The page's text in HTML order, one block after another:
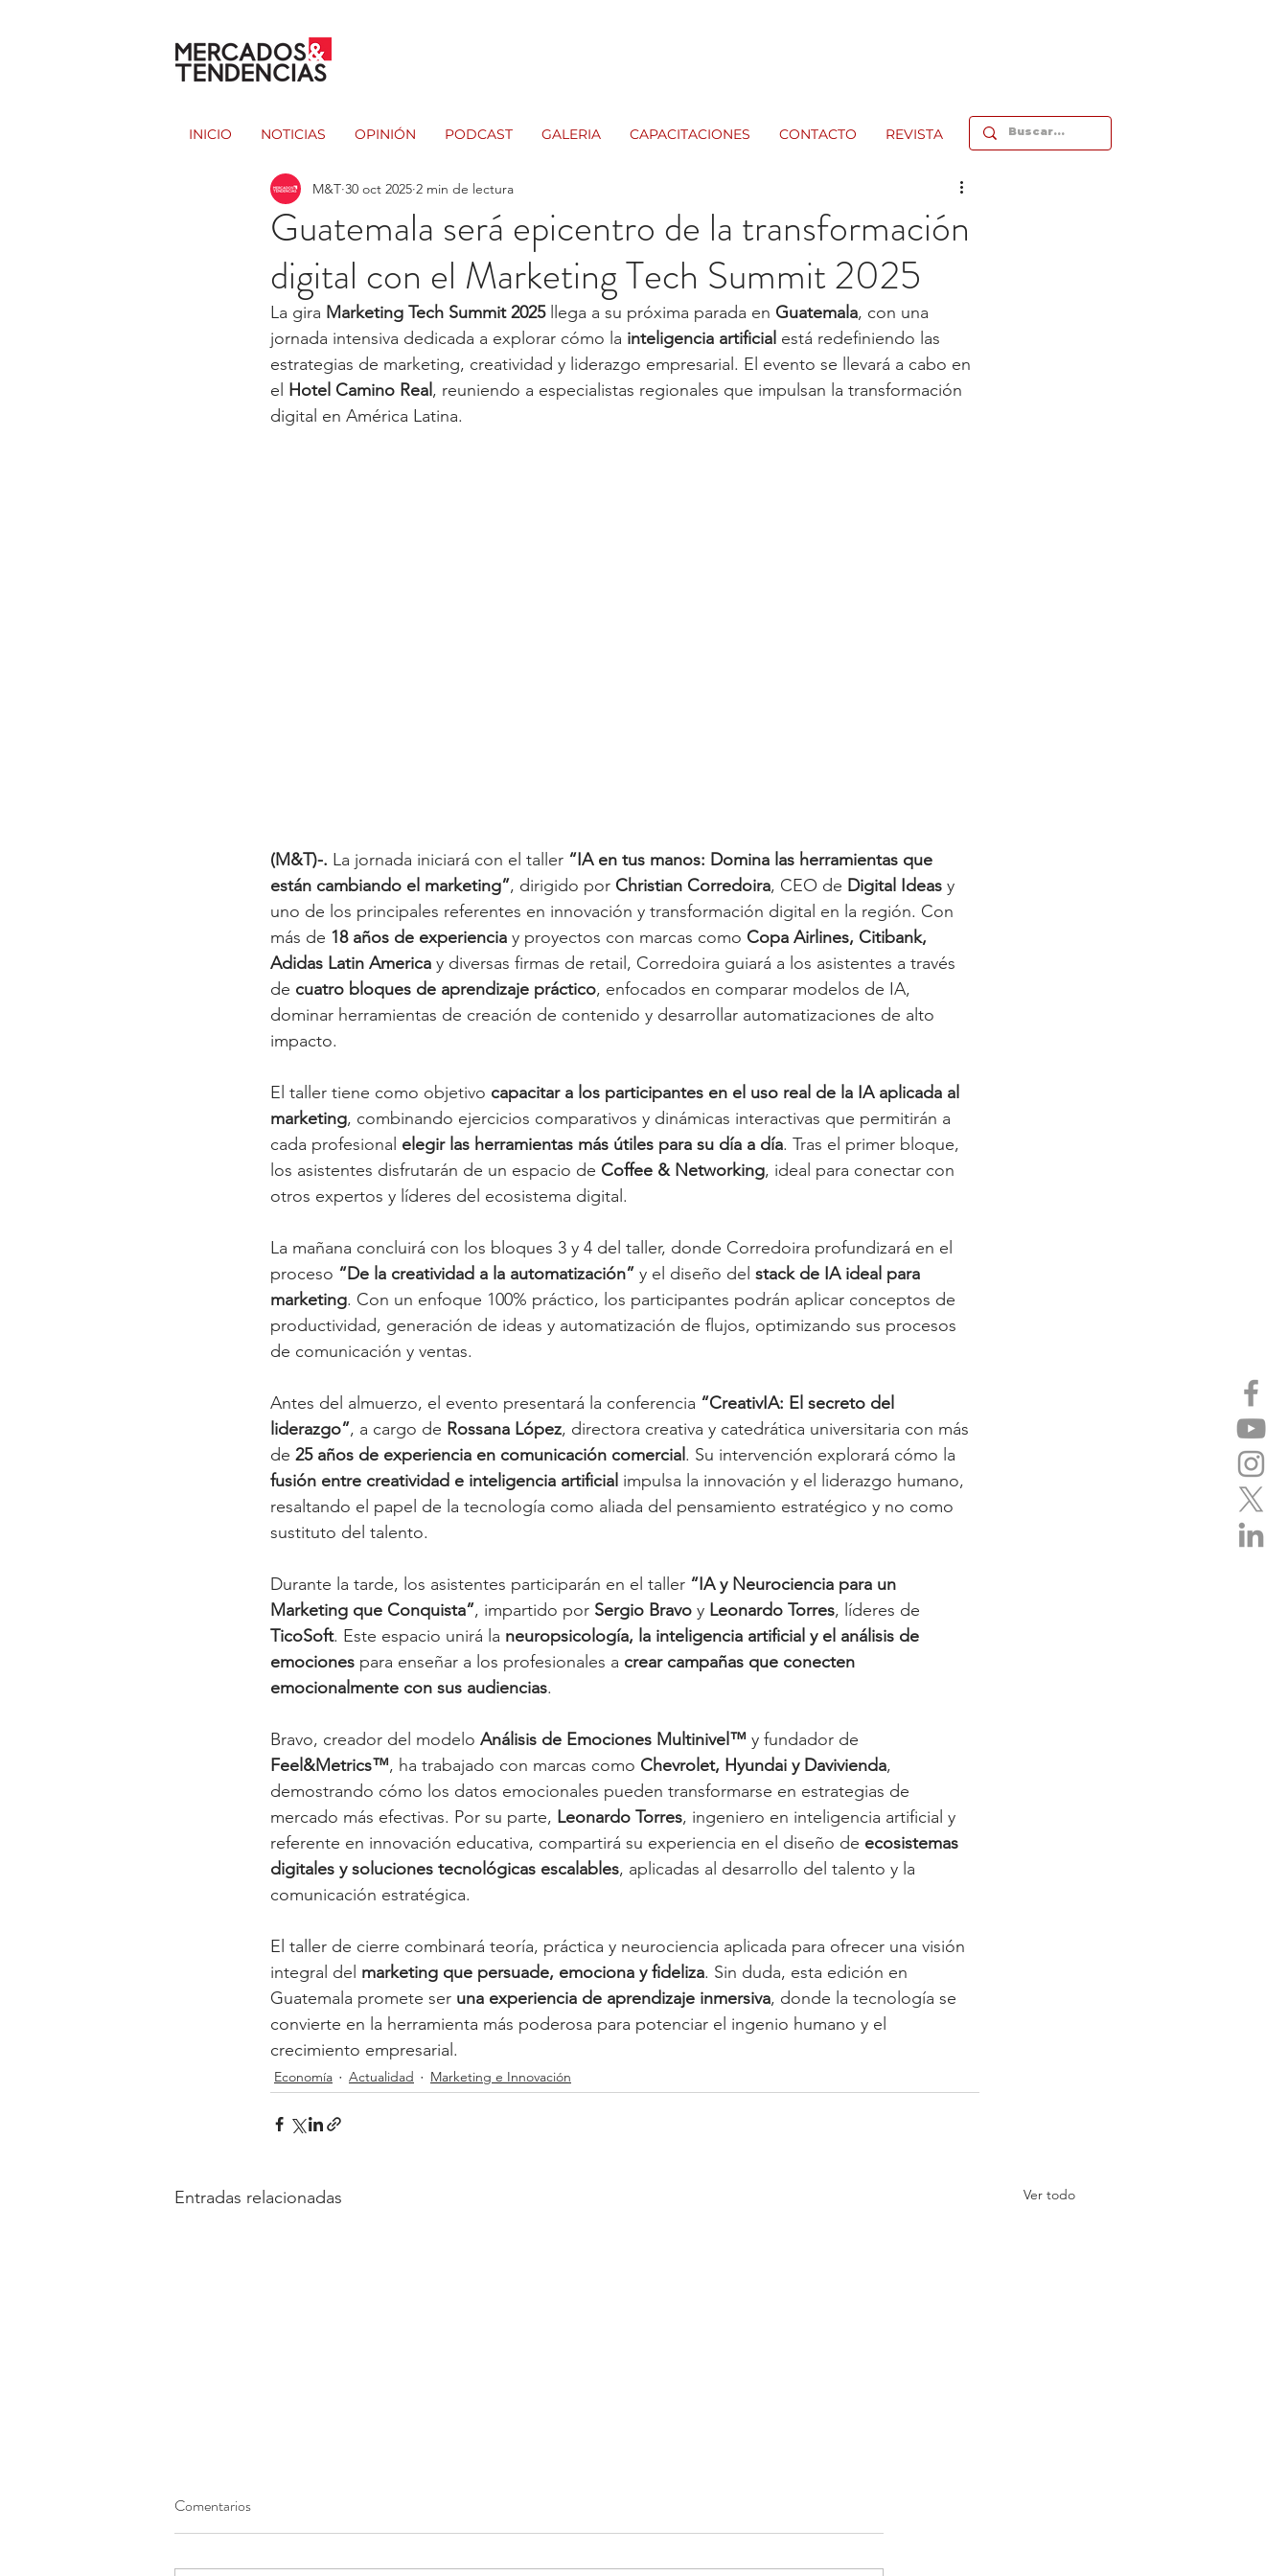
INICIO NOTICIAS OPINIÓN PODCAST GALERIA CAPACITACIONES CONTACTO REVISTA
Guatemala será epicentro de la transformación
digital con el Marketing Tech Summit 2025
M&T 30 oct 2025 2 min de lectura
La gira Marketing Tech Summit 2025 llega a su próxima parada en Guatemala, con una
jornada intensiva dedicada a explorar cómo la inteligencia artificial está redefiniendo las
estrategias de marketing, creatividad y liderazgo empresarial. El evento se llevará a cabo en
el Hotel Camino Real , reuniendo a especialistas regionales que impulsan la transformación
digital en América Latina.
(M&T)-. La jornada iniciará con el taller “IA en tus manos: Domina las herramientas que
están cambiando el marketing”, dirigido por Christian Corredoira, CEO de Digital Ideas y
uno de los principales referentes en innovación y transformación digital en la región. Con
más de 18 años de experiencia y proyectos con marcas como Copa Airlines, Citibank,
Adidas Latin America y diversas firmas de retail, Corredoira guiará a los asistentes a través
de cuatro bloques de aprendizaje práctico, enfocados en comparar modelos de IA,
dominar herramientas de creación de contenido y desarrollar automatizaciones de alto
impacto.
El taller tiene como objetivo capacitar a los participantes en el uso real de la IA aplicada al
marketing, combinando ejercicios comparativos y dinámicas interactivas que permitirán a
cada profesional elegir las herramientas más útiles para su día a día. Tras el primer bloque,
los asistentes disfrutarán de un espacio de Coffee & Networking, ideal para conectar con
otros expertos y líderes del ecosistema digital.
La mañana concluirá con los bloques 3 y 4 del taller, donde Corredoira profundizará en el
proceso “De la creatividad a la automatización” y el diseño del stack de IA ideal para
marketing. Con un enfoque 100% práctico, los participantes podrán aplicar conceptos de
productividad, generación de ideas y automatización de flujos, optimizando sus procesos
de comunicación y ventas.
Antes del almuerzo, el evento presentará la conferencia “CreativIA: El secreto del
liderazgo”, a cargo de Rossana López, directora creativa y catedrática universitaria con más
de 25 años de experiencia en comunicación comercial. Su intervención explorará cómo la
fusión entre creatividad e inteligencia artificial impulsa la innovación y el liderazgo humano,
resaltando el papel de la tecnología como aliada del pensamiento estratégico y no como
sustituto del talento.
Durante la tarde, los asistentes participarán en el taller “IA y Neurociencia para un
Marketing que Conquista”, impartido por Sergio Bravo y Leonardo Torres, líderes de
TicoSoft. Este espacio unirá la neuropsicología, la inteligencia artificial y el análisis de
emociones para enseñar a los profesionales a crear campañas que conecten
emocionalmente con sus audiencias.
Bravo, creador del modelo Análisis de Emociones Multinivel™ y fundador de
Feel&Metrics™, ha trabajado con marcas como Chevrolet, Hyundai y Davivienda,
demostrando cómo los datos emocionales pueden transformarse en estrategias de
mercado más efectivas. Por su parte, Leonardo Torres, ingeniero en inteligencia artificial y
referente en innovación educativa, compartirá su experiencia en el diseño de ecosistemas
digitales y soluciones tecnológicas escalables, aplicadas al desarrollo del talento y la
comunicación estratégica.
El taller de cierre combinará teoría, práctica y neurociencia aplicada para ofrecer una visión
integral del marketing que persuade, emociona y fideliza. Sin duda, esta edición en
Guatemala promete ser una experiencia de aprendizaje inmersiva, donde la tecnología se
convierte en la herramienta más poderosa para potenciar el ingenio humano y el
crecimiento empresarial.
Economía Actualidad Marketing e Innovación
Entradas relacionadas Ver todo
Comentarios